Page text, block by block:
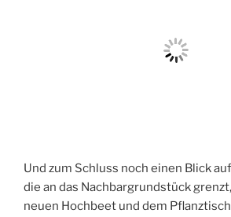
Und zum Schluss noch einen Blick
die an das Nachbargrundstück
neuen Hochbeet und dem